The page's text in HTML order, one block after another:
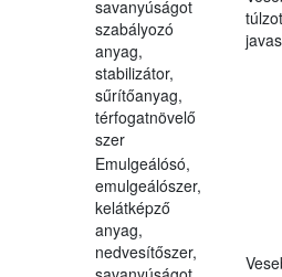
savanyúságot
szabályozó
anyag,
stabilizátor,
sűrítőanyag,
térfogatnövelő
szer
Emulgeálósó,
emulgeálószer,
kelátképző
anyag,
nedvesítőszer,